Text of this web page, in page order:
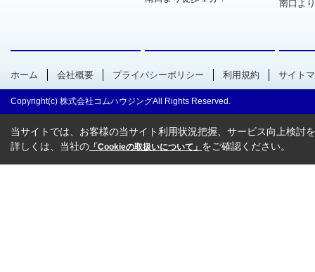
南口よ
ホーム 会社概要 プライバシーポリシー 利用規約 サイト
Copyright(c) 株式会社コムハウジングAll Rights Reserved.
当サイトでは、お客様の当サイト利用状況把握、サービス向上検討
詳しくは、当社の 「Cookieの取扱いについて」 をご確認ください。